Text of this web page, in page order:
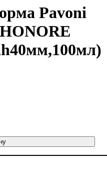
Pavoni